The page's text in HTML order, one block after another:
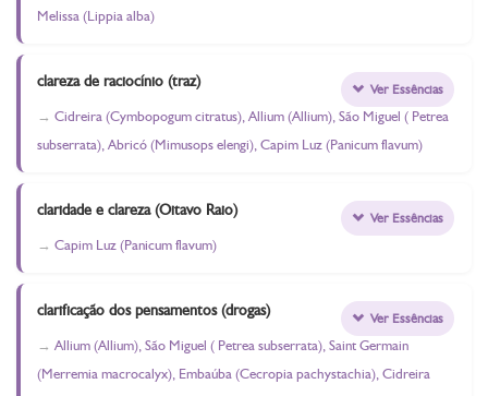
Melissa (Lippia alba)
clareza de raciocínio (traz)
Cidreira (Cymbopogum citratus), Allium (Allium), São Miguel ( Petrea
subserrata), Abricó (Mimusops elengi), Capim Luz (Panicum flavum)
Ver Essências
claridade e clareza (Oitavo Raio)
Capim Luz (Panicum flavum)
Ver Essências
clarificação dos pensamentos (drogas)
Allium (Allium), São Miguel ( Petrea subserrata), Saint Germain
(Merremia macrocalyx), Embaúba (Cecropia pachystachia), Cidreira
Ver Essências